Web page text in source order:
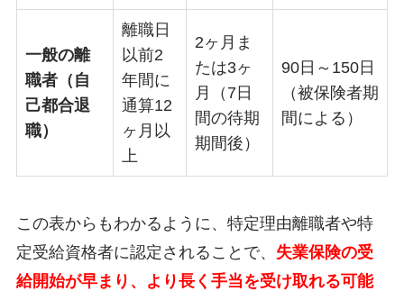
一般の離
職者（自
己都合退
職）
離職日
以前2
年間に
通算12
ヶ月以
上
2ヶ月ま
たは3ヶ
月（7日
間の待期
期間後）
90日～150日
（被保険者期
間による）
この表からもわかるように、特定理由離職者や特
定受給資格者に認定されることで、 失業保険の受
給開始が早まり、より長く手当を受け取れる可能